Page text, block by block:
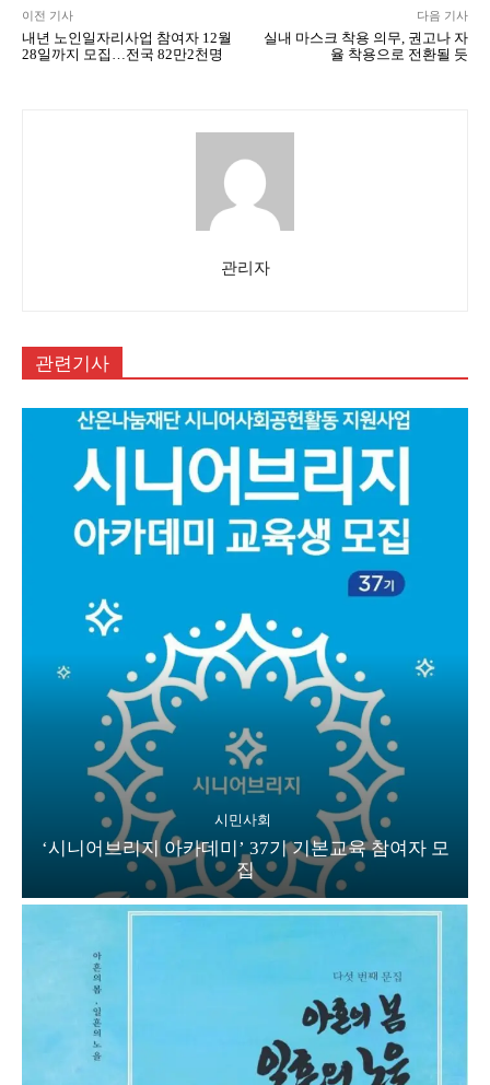
이전 기사
내년 노인일자리사업 참여자 12월
28일까지 모집…전국 82만2천명
다음 기사
실내 마스크 착용 의무, 권고나 자
율 착용으로 전환될 듯
관리자
관련기사
시민사회
‘시니어브리지 아카데미’ 37기 기본교육 참여자 모
집